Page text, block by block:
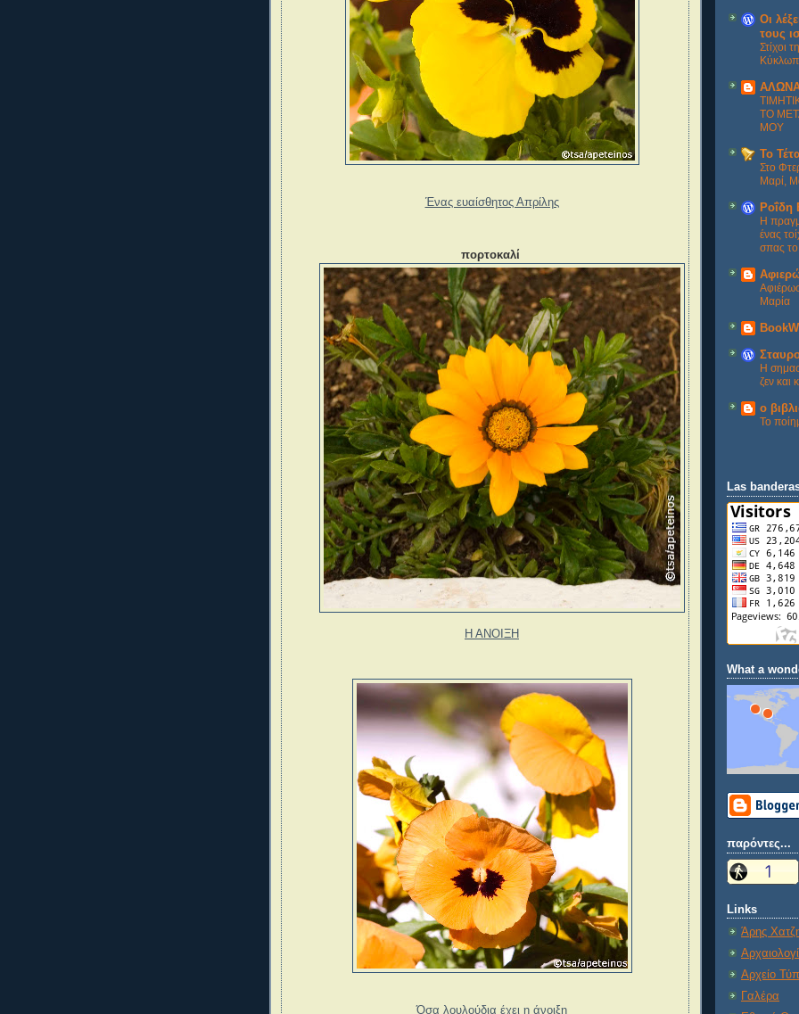
Ένας ευαίσθητος Απρίλης
πορτοκαλί
Η ΑΝΟΙΞΗ
Όσα λουλούδια έχει η άνοιξη
Οι
τους
Στίχοι
ΤΟ
ΜΟΥ
Το
Στο
Μαρί,
Ροΐδη
Η
ένας
σπας
Μαρία
Η
ζεν και
ο
Το
Las
What a
παρόντες...
Links
Άρης
Αρχείο
Γαλέρα